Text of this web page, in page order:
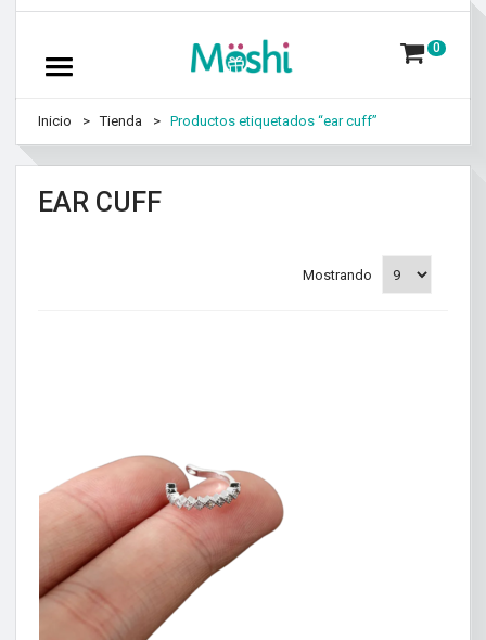
0
Inicio Tienda Productos etiquetados “ear cuff”
EAR CUFF
Mostrando